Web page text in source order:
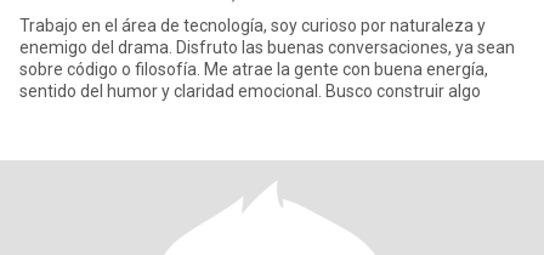
Trabajo en el área de tecnología, soy curioso por naturaleza y
enemigo del drama. Disfruto las buenas conversaciones, ya sean
sobre código o filosofía. Me atrae la gente con buena energía,
sentido del humor y claridad emocional. Busco construir algo